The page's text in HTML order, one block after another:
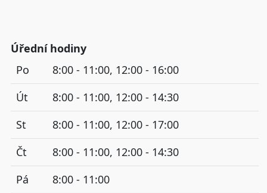
Úřední hodiny
Po
8:00 - 11:00, 12:00 - 16:00
Út
8:00 - 11:00, 12:00 - 14:30
St
8:00 - 11:00, 12:00 - 17:00
Čt
8:00 - 11:00, 12:00 - 14:30
Pá
8:00 - 11:00